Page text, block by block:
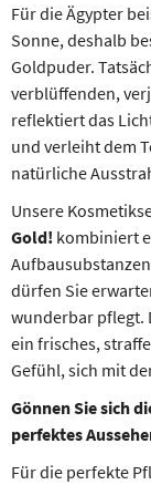
Für die Ägypter
Sonne, deshalb
Goldpuder.
verblüffenden,
reflektiert das
und verleiht dem
natürliche
Unsere
Gold! kombiniert
dürfen Sie
wunderbar pflegt.
ein frisches,
Gefühl, sich mit
Gönnen Sie sich
perfektes
Für die perfekte